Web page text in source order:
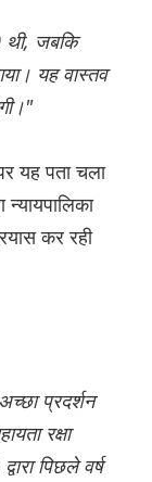
थी, जबकि
यह वास्तव
यह पता चला
कर रही
प्रदर्शन
रक्षा
पिछले वर्ष